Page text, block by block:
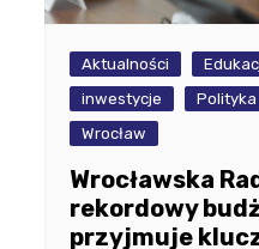
Aktualności
inwestycje
Polityka
Wrocław
Wrocławska
rekordowy
przyjmuje